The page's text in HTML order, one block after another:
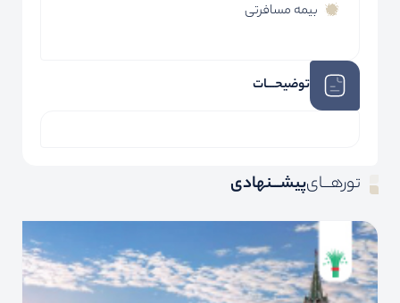
بیمه مسافرتی
توضیحـــات
تورهـــایپیشـــنهادی